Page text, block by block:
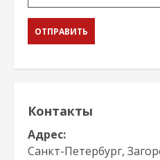
Контакты
Адрес:
Санкт-Петербург,